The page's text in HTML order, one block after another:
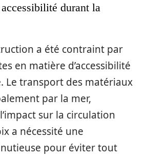
durant la
a été contraint par
en matière d’accessibilité
Le transport des matériaux
par la mer,
sur la circulation
a nécessité une
pour éviter tout